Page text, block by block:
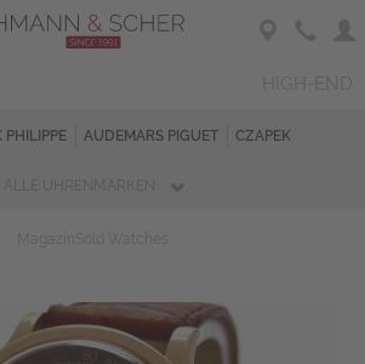
PHILIPPE AUDEMARS PIGUET CZAPEK